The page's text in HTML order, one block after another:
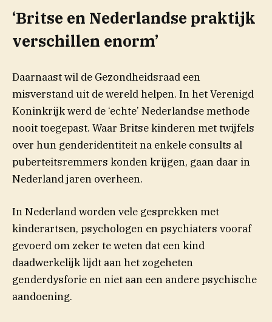
‘Britse en Nederlandse praktijk
verschillen enorm’
Daarnaast wil de Gezondheidsraad een
misverstand uit de wereld helpen. In het Verenigd
Koninkrijk werd de ‘echte’ Nederlandse methode
nooit toegepast. Waar Britse kinderen met twijfels
over hun genderidentiteit na enkele consults al
puberteitsremmers konden krijgen, gaan daar in
Nederland jaren overheen.
In Nederland worden vele gesprekken met
kinderartsen, psychologen en psychiaters vooraf
gevoerd om zeker te weten dat een kind
daadwerkelijk lijdt aan het zogeheten
genderdysforie en niet aan een andere psychische
aandoening.